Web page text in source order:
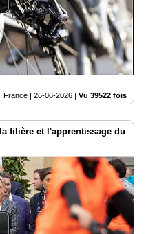
France | 26-06-2026 | Vu 39522 fois
filière et l'apprentissage du